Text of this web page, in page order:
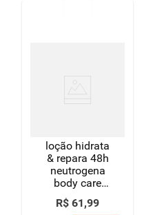
loção hidrata
& repara 48h
neutrogena
body care
intensive
frasco 400ml
R$ 61,99